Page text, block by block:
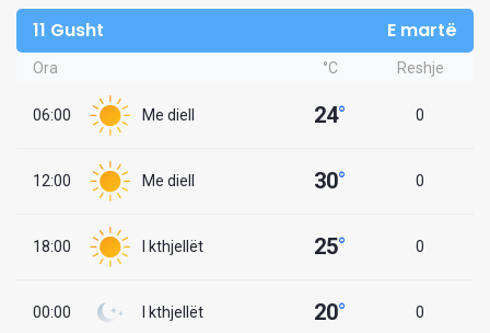
11 Gusht E martë
Ora °C Reshje
06:00 Me diell 24° 0
12:00 Me diell 30° 0
18:00 I kthjellët 25° 0
00:00 I kthjellët 20° 0